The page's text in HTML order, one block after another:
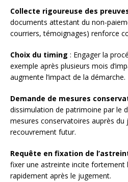
Collecte rigoureuse des
documents attestant du non-
courriers, témoignages) renforce
Choix du timing : Engager la
exemple après plusieurs mois
augmente l’impact de la démarche.
Demande de mesures
dissimulation de patrimoine par le
mesures conservatoires auprès du
recouvrement futur.
Requête en fixation de
fixer une astreinte incite fortement
rapidement après le jugement.